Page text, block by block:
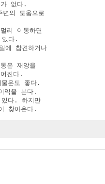
없다.
의 도움으로
리 이동하면
다.
에 참견하거나
은 재앙을
진다.
운도 좋다.
익을 본다.
다. 하지만
찾아온다.